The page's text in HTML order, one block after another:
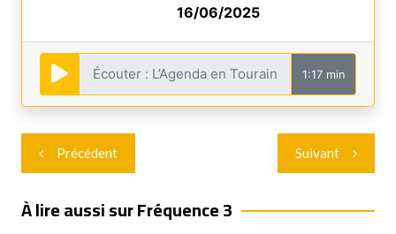
16/06/2025
1:17 min
Navigation
de
l’article
Précédent Suivant
À lire aussi sur Fréquence 3